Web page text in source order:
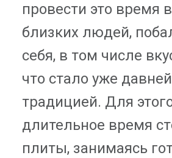
провести это время
близких людей,
себя, в том числе
что стало уже давней
традицией. Для
длительное время
плиты, занимаясь